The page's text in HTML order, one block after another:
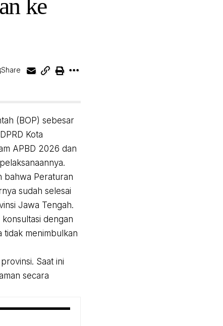
ke
Share
(BOP) sebesar
Kota
APBD 2026 dan
bahwa Peraturan
sudah selesai
Jawa Tengah.
dengan
tidak menimbulkan
Saat ini
secara